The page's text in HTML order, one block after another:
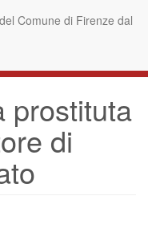
Comune di Firenze dal
prostituta
di